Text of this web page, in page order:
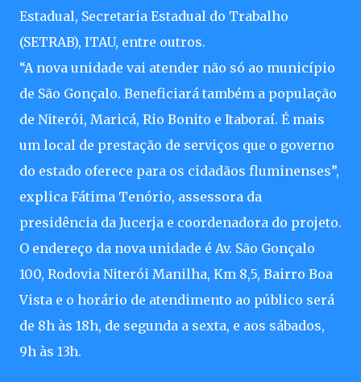
Estadual, Secretaria Estadual do Trabalho
(SETRAB), ITAU, entre outros.
“A nova unidade vai atender não só ao município
de São Gonçalo. Beneficiará também a população
de Niterói, Maricá, Rio Bonito e Itaboraí. É mais
um local de prestação de serviços que o governo
do estado oferece para os cidadãos fluminenses”,
explica Fátima Tenório, assessora da
presidência da Jucerja e coordenadora do projeto.
O endereço da nova unidade é Av. São Gonçalo
100, Rodovia Niterói Manilha, Km 8,5, Bairro Boa
Vista e o horário de atendimento ao público será
de 8h às 18h, de segunda a sexta, e aos sábados,
9h às 13h.